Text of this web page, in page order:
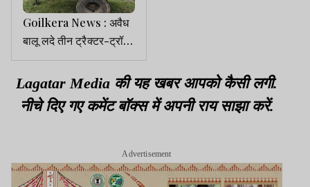
Goilkera News : अवैध
बालू लदे तीन ट्रैक्टर-ट्रॉली
जब्त
Lagatar Media की यह खबर आपको कैसी लगी.
नीचे दिए गए कमेंट बॉक्स में अपनी राय साझा करें.
Advertisement